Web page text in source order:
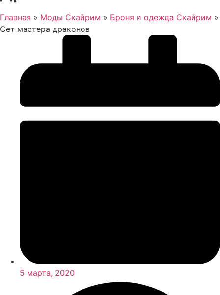
Главная » Моды Скайрим » Броня и одежда Скайрим »
Сет мастера драконов
5 марта, 2020